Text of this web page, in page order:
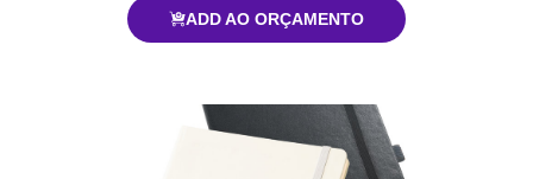
ADD AO ORÇAMENTO